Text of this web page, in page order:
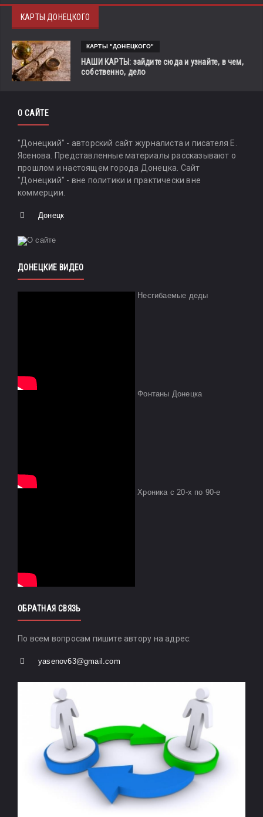
КАРТЫ ДОНЕЦКОГО
КАРТЫ "ДОНЕЦКОГО"
НАШИ КАРТЫ: зайдите сюда и узнайте, в чем,
собственно, дело
О САЙТЕ
"Донецкий" - авторский сайт журналиста и писателя Е.
Ясенова. Представленные материалы рассказывают о
прошлом и настоящем города Донецка. Сайт
"Донецкий" - вне политики и практически вне
коммерции.
Донецк
ДОНЕЦКИЕ ВИДЕО
Несгибаемые деды
Фонтаны Донецка
Хроника с 20-х по 90-е
ОБРАТНАЯ СВЯЗЬ
По всем вопросам пишите автору на адрес:
yasenov63@gmail.com